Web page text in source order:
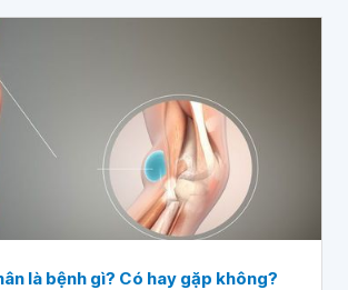
là bệnh gì? Có hay gặp không?